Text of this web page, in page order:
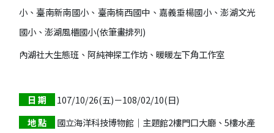
小、臺南新南國小、臺南楠西國中、嘉義垂楊國小、澎湖文光
國小、澎湖風櫃國小(依筆畫排列)
內湖社大生態班、阿純神探工作坊、暖暖左下角工作室
日 期
107/10/26(五)－108/02/10(日)
地 點
國立海洋科技博物館｜主題館2樓門口大廳、5樓水產